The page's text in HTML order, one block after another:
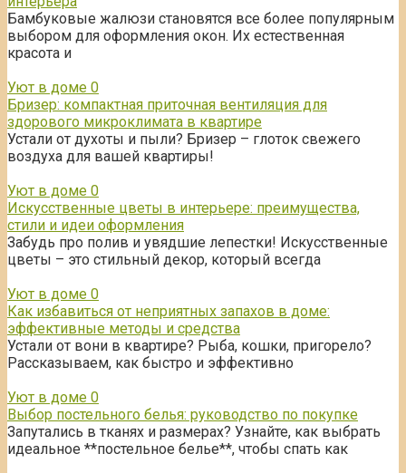
Бамбуковые жалюзи становятся все более популярным
выбором для оформления окон. Их естественная
красота и
Уют в доме 0
Бризер: компактная приточная вентиляция для
здорового микроклимата в квартире
Устали от духоты и пыли? Бризер – глоток свежего
воздуха для вашей квартиры!
Уют в доме 0
Искусственные цветы в интерьере: преимущества,
стили и идеи оформления
Забудь про полив и увядшие лепестки! Искусственные
цветы – это стильный декор, который всегда
Уют в доме 0
Как избавиться от неприятных запахов в доме:
эффективные методы и средства
Устали от вони в квартире? Рыба, кошки, пригорело?
Рассказываем, как быстро и эффективно
Уют в доме 0
Выбор постельного белья: руководство по покупке
Запутались в тканях и размерах? Узнайте, как выбрать
идеальное **постельное белье**, чтобы спать как